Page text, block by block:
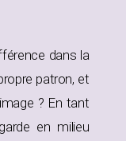
dans la
patron, et
? En tant
en milieu